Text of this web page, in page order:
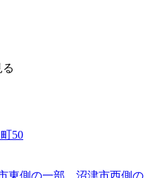
50
東側の一部、沼津市西側の